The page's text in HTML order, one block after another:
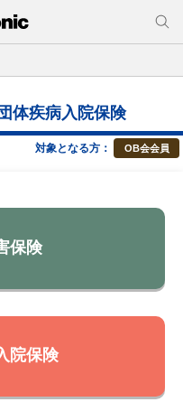
体疾病入院保険
対象となる方： OB会会員
保険
院保険